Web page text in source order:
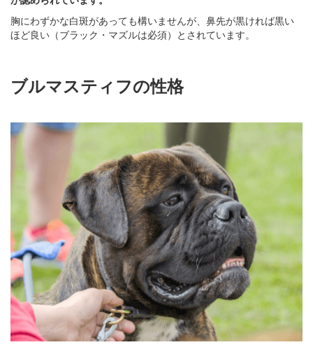
胸にわずかな白斑があっても構いませんが、鼻先が黒ければ黒い
ほど良い（ブラック・マズルは必須）とされています。
ブルマスティフの性格